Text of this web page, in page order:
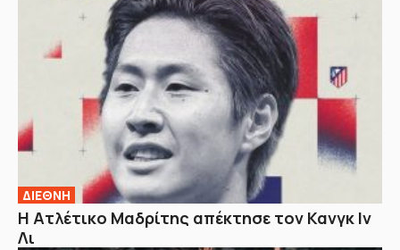
ΔΙΕΘΝΗ
Η Ατλέτικο Μαδρίτης απέκτησε τον Κανγκ Ιν
Λι